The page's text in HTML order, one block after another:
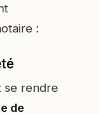
:
se rendre
de